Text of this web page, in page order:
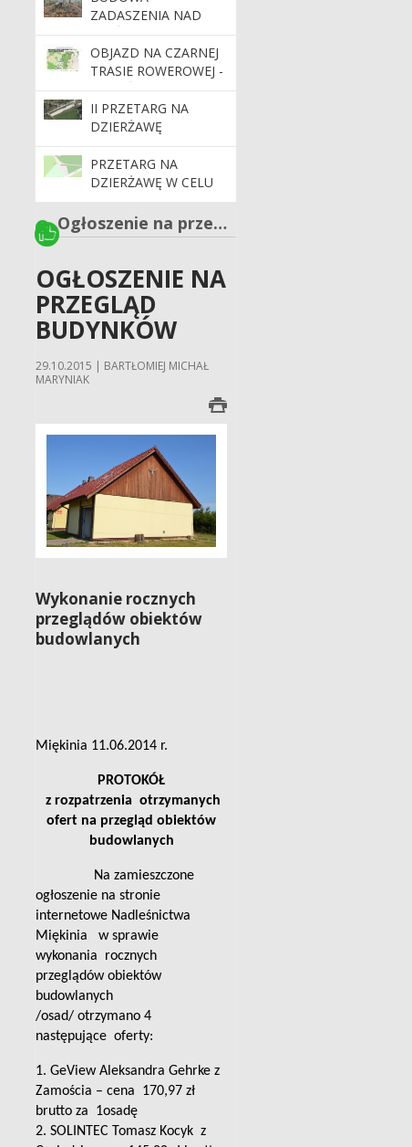
(DZ. EW. 11 OBR.
ŚLĘŻA, JEDNOSTKA
EWIDENCYJNA
SOBÓTKA-MIASTO) II
POSTĘPOWANIE
ZADASZENIA NAD
RZEŹBĄ „PANNA Z
RYBĄ” I „NIEDŹWIEDŹ”
(DZ. EW. 11 OBR.
ŚLĘŻA, JEDNOSTKA
EWIDENCYJNA
SOBÓTKA-MIASTO)
OBJAZD NA CZARNEJ
TRASIE ROWEROWEJ -
MIĘKIŃSKIE TRASY
ROWEROWE
II PRZETARG NA
DZIERŻAWĘ
PARKINGU
PRZETARG NA
DZIERŻAWĘ W CELU
PROWADZENIA
DZIAŁALNOŚCI
HANDLOWEJ
Ogłoszenie na przegląd budynków
OGŁOSZENIE NA
PRZEGLĄD
BUDYNKÓW
29.10.2015 | BARTŁOMIEJ MICHAŁ
MARYNIAK
Wykonanie rocznych
przeglądów obiektów
budowlanych
Miękinia 11.06.2014 r.
PROTOKÓŁ
z rozpatrzenia otrzymanych
ofert na przegląd obiektów
budowlanych
Na zamieszczone
ogłoszenie na stronie
internetowe Nadleśnictwa
Miękinia
w sprawie
wykonania
rocznych
przeglądów obiektów
budowlanych
/osad/otrzymano 4
następujące oferty:
1. GeView Aleksandra Gehrke z
Zamościa – cena
170,97 zł
brutto za
1osadę
2. SOLINTEC Tomasz Kocyk z